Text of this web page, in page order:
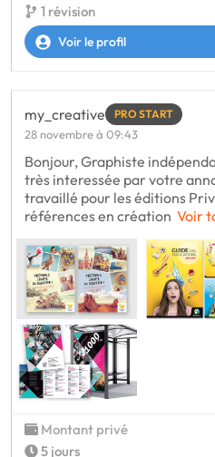
1 révision
Voir le profil
my_creative PRO START
28 novembre à 09:43
Bonjour, Graphiste
très interessée par votre
travaillé pour les éditions
références en création Voir
Montant privé
5 jours